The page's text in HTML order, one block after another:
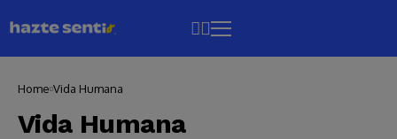
Home Vida Humana
Vida Humana